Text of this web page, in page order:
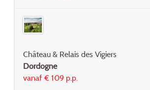
Château & Relais des Vigiers
Dordogne
vanaf € 109 p.p.